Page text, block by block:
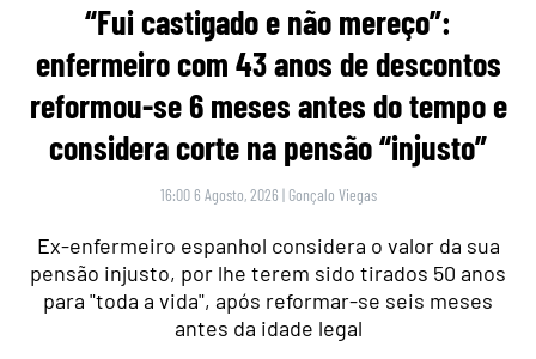
“Fui castigado e não mereço”:
enfermeiro com 43 anos de descontos
reformou-se 6 meses antes do tempo e
considera corte na pensão “injusto”
16:00 6 Agosto, 2026 | Gonçalo Viegas
Ex-enfermeiro espanhol considera o valor da sua
pensão injusto, por lhe terem sido tirados 50 anos
para "toda a vida", após reformar-se seis meses
antes da idade legal